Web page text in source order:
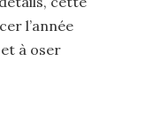
l’année
à oser